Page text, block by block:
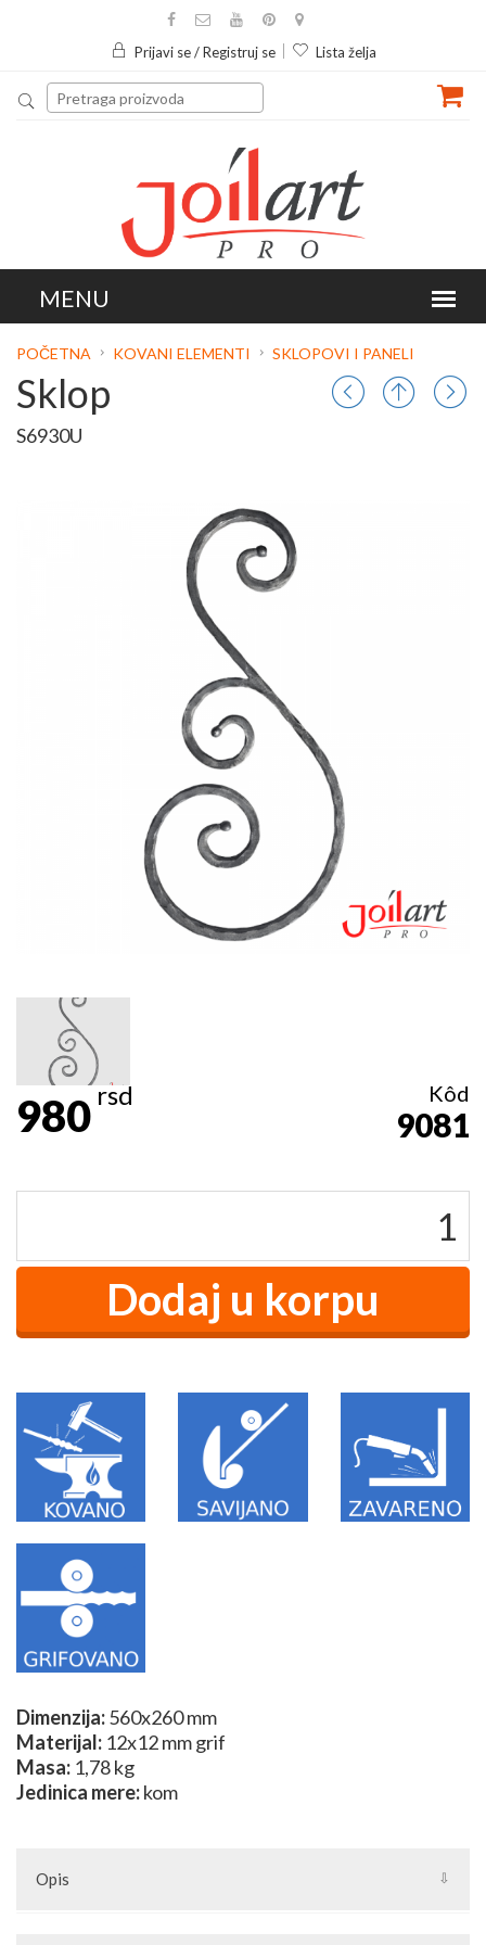
Prijavi se / Registruj se Lista želja
POČETNA KOVANI ELEMENTI SKLOPOVI I PANELI
Sklop
S6930U
980rsd Kôd
9081
Dimenzija:560x260 mm
Materijal: 12x12 mm grif
Masa: 1,78 kg
Jedinica mere:kom
Opis